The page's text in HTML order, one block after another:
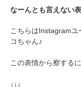
なーんとも言えない
こちらはInstagramユ
コちゃん♪
この表情から察する
↓↓↓